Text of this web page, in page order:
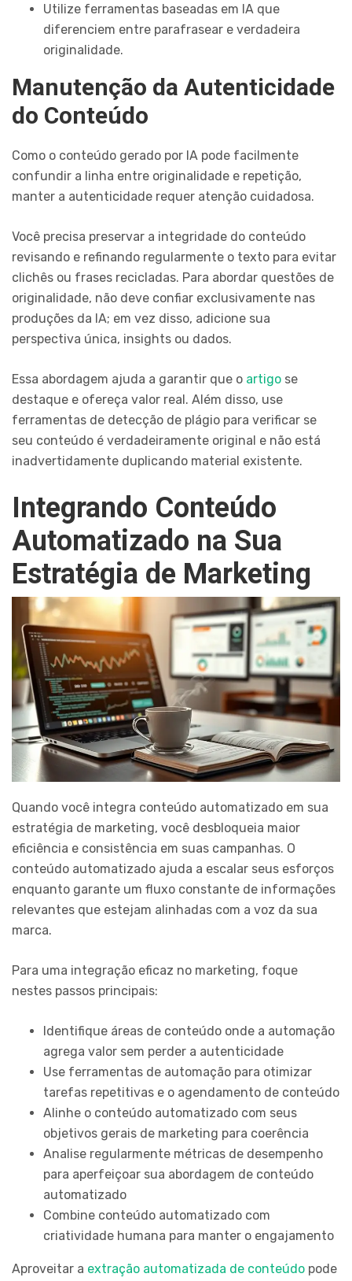
Utilize ferramentas baseadas em IA que
diferenciem entre parafrasear e verdadeira
originalidade.
Manutenção da Autenticidade
do Conteúdo
Como o conteúdo gerado por IA pode facilmente
confundir a linha entre originalidade e repetição,
manter a autenticidade requer atenção cuidadosa.
Você precisa preservar a integridade do conteúdo
revisando e refinando regularmente o texto para evitar
clichês ou frases recicladas. Para abordar questões de
originalidade, não deve confiar exclusivamente nas
produções da IA; em vez disso, adicione sua
perspectiva única, insights ou dados.
Essa abordagem ajuda a garantir que o artigo se
destaque e ofereça valor real. Além disso, use
ferramentas de detecção de plágio para verificar se
seu conteúdo é verdadeiramente original e não está
inadvertidamente duplicando material existente.
Integrando Conteúdo
Automatizado na Sua
Estratégia de Marketing
Quando você integra conteúdo automatizado em sua
estratégia de marketing, você desbloqueia maior
eficiência e consistência em suas campanhas. O
conteúdo automatizado ajuda a escalar seus esforços
enquanto garante um fluxo constante de informações
relevantes que estejam alinhadas com a voz da sua
marca.
Para uma integração eficaz no marketing, foque
nestes passos principais:
Identifique áreas de conteúdo onde a automação
agrega valor sem perder a autenticidade
Use ferramentas de automação para otimizar
tarefas repetitivas e o agendamento de conteúdo
Alinhe o conteúdo automatizado com seus
objetivos gerais de marketing para coerência
Analise regularmente métricas de desempenho
para aperfeiçoar sua abordagem de conteúdo
automatizado
Combine conteúdo automatizado com
criatividade humana para manter o engajamento
Aproveitar a extração automatizada de conteúdo pode